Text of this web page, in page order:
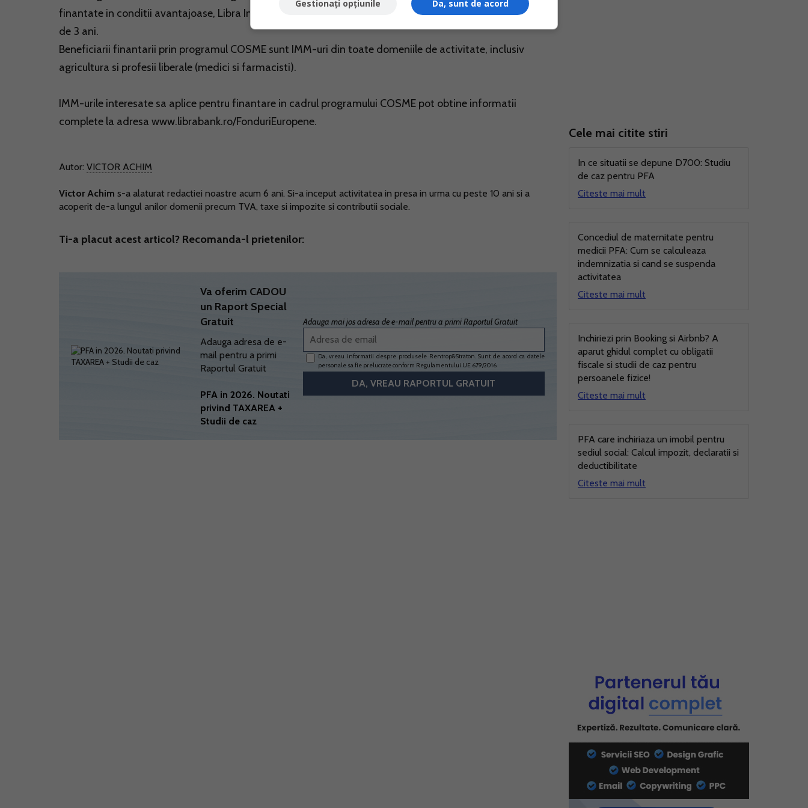
finantate in conditii avantajoase, Libra Internet Bank dispunand de un plafon de 240 mil. lei pe o perioada
de 3 ani.
Beneficiarii finantarii prin programul COSME sunt IMM-uri din toate domeniile de activitate, inclusiv
agricultura si profesii liberale (medici si farmacisti).
IMM-urile interesate sa aplice pentru finantare in cadrul programului COSME pot obtine informatii
complete la adresa www.librabank.ro/FonduriEuropene.
Autor: VICTOR ACHIM
Victor Achim s-a alaturat redactiei noastre acum 6 ani. Si-a inceput activitatea in presa in urma cu peste 10 ani si a
acoperit de-a lungul anilor domenii precum TVA, taxe si impozite si contributii sociale.
Ti-a placut acest articol? Recomanda-l prietenilor:
Va oferim CADOU
un Raport Special
Gratuit
Adauga adresa de e-
mail pentru a primi
Raportul Gratuit
PFA in 2026. Noutati
privind TAXAREA +
Studii de caz
Adauga mai jos adresa de e-mail pentru a primi Raportul Gratuit
Da, vreau informatii despre produsele Rentrop&Straton. Sunt de acord ca datele
personale sa fie prelucrate conform Regulamentului UE 679/2016
Cele mai citite stiri
In ce situatii se depune D700: Studiu
de caz pentru PFA
Citeste mai mult
Concediul de maternitate pentru
medicii PFA: Cum se calculeaza
indemnizatia si cand se suspenda
activitatea
Citeste mai mult
Inchiriezi prin Booking si Airbnb? A
aparut ghidul complet cu obligatii
fiscale si studii de caz pentru
persoanele fizice!
Citeste mai mult
PFA care inchiriaza un imobil pentru
sediul social: Calcul impozit, declaratii si
deductibilitate
Citeste mai mult
Da, sunt de acord
Gestionați opțiunile